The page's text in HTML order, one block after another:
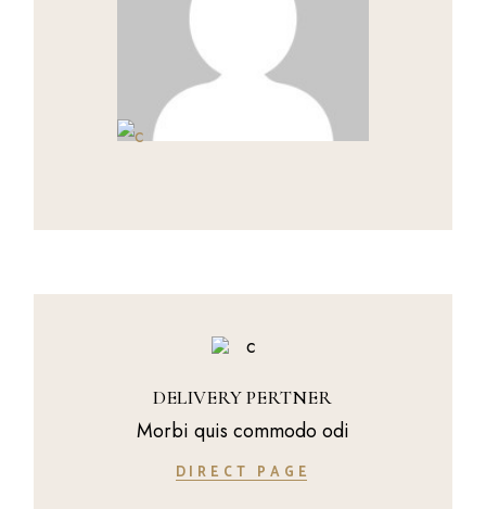
DELIVERY PERTNER
Morbi quis commodo odi
DIRECT PAGE